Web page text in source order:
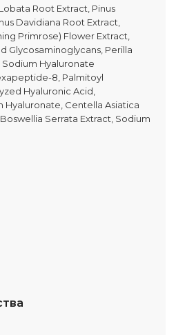
Root Extract, Pinus
Davidiana Root Extract,
Primrose) Flower Extract,
Glycosaminoglycans, Perilla
Hyaluronate
8, Palmitoyl
Hyaluronic Acid,
Centella Asiatica
Serrata Extract, Sodium